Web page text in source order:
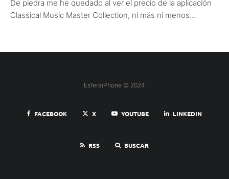
De piedra me he quedado al ver el precio de la aplicación
Classical Music Master Collection, ni más ni menos...
EsferaiPhone © 2024
FACEBOOK X YOUTUBE LINKEDIN
RSS BUSCAR